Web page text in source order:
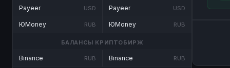
Payeer USD
ЮMoney RUB
Payeer USD
ЮMoney RUB
БАЛАНСЫ КРИПТОБИРЖ
Binance RUB Binance RUB